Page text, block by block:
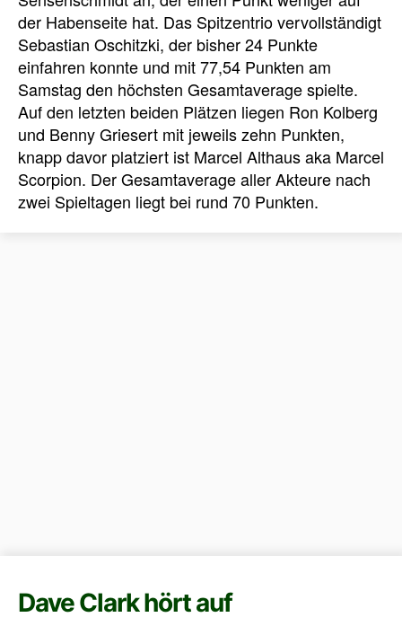
der Habenseite hat. Das Spitzentrio vervollständigt
Sebastian Oschitzki, der bisher 24 Punkte
einfahren konnte und mit 77,54 Punkten am
Samstag den höchsten Gesamtaverage spielte.
Auf den letzten beiden Plätzen liegen Ron Kolberg
und Benny Griesert mit jeweils zehn Punkten,
knapp davor platziert ist Marcel Althaus aka Marcel
Scorpion. Der Gesamtaverage aller Akteure nach
zwei Spieltagen liegt bei rund 70 Punkten.
Dave Clark hört auf